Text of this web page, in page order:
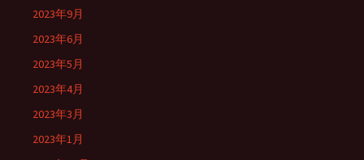
2023年9月
2023年6月
2023年5月
2023年4月
2023年3月
2023年1月